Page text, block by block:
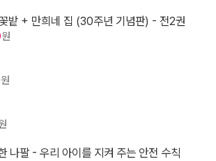
밭 + 만희네 집 (30주년 기념판) - 전2권
원
원
나팔 - 우리 아이를 지켜 주는 안전 수칙